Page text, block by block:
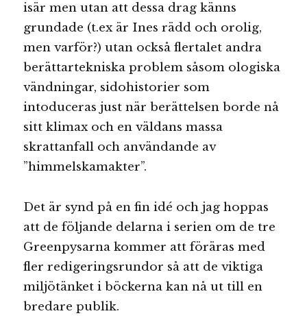
isär men utan att dessa drag känns
grundade (t.ex är Ines rädd och orolig,
men varför?) utan också flertalet andra
berättartekniska problem såsom ologiska
vändningar, sidohistorier som
intoduceras just när berättelsen borde nå
sitt klimax och en väldans massa
skrattanfall och användande av
”himmelskamakter”.
Det är synd på en fin idé och jag hoppas
att de följande delarna i serien om de tre
Greenpysarna kommer att föräras med
fler redigeringsrundor så att de viktiga
miljötänket i böckerna kan nå ut till en
bredare publik.